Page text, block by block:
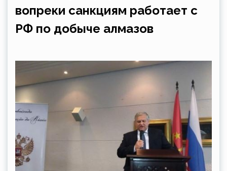
вопреки санкциям работает с
РФ по добыче алмазов